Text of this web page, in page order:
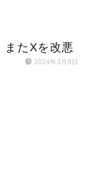
またXを改悪
2024年3月8日